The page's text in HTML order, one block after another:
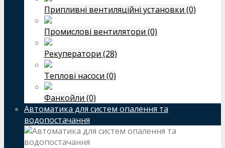
Припливні вентиляційні установки (0)
Промислові вентилятори (0)
Рекуператори (28)
Теплові насоси (0)
Фанкойли (0)
Автоматика для систем опалення та
водопостачання